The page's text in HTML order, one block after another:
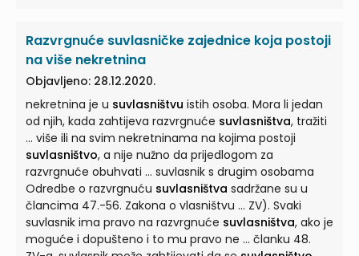
Razvrgnuće suvlasničke zajednice koja postoji
na više nekretnina
Objavljeno: 28.12.2020.
nekretnina je u suvlasništvu istih osoba. Mora li jedan
od njih, kada zahtijeva razvrgnuće suvlasništva, tražiti
... više ili na svim nekretninama na kojima postoji
suvlasništvo, a nije nužno da prijedlogom za
razvrgnuće obuhvati ... suvlasnik s drugim osobama
Odredbe o razvrgnuću suvlasništva sadržane su u
člancima 47.-56. Zakona o vlasništvu ... ZV). Svaki
suvlasnik ima pravo na razvrgnuće suvlasništva, ako je
moguće i dopušteno i to mu pravo ne ... članku 48.